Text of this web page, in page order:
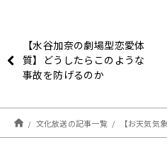
【水谷加奈の劇場型恋愛体
質】どうしたらこのような
事故を防げるのか
文化放送の記事一覧 【お天気気